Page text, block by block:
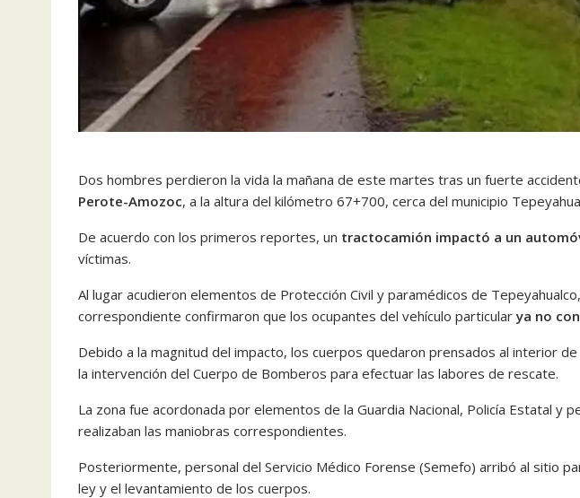
Dos hombres perdieron la vida la mañana de este martes tras un fuerte
Perote-Amozoc, a la altura del kilómetro 67+700, cerca del municipio
De acuerdo con los primeros reportes, un tractocamión impactó a un
víctimas.
Al lugar acudieron elementos de Protección Civil y paramédicos de
correspondiente confirmaron que los ocupantes del vehículo particularya no
Debido a la magnitud del impacto, los cuerpos quedaron prensados al interior
la intervención del Cuerpo de Bomberos para efectuar las labores de rescate.
La zona fue acordonada por elementos de la Guardia Nacional, Policía Estatal y
realizaban las maniobras correspondientes.
Posteriormente, personal del Servicio Médico Forense (Semefo) arribó al sitio
ley y el levantamiento de los cuerpos.